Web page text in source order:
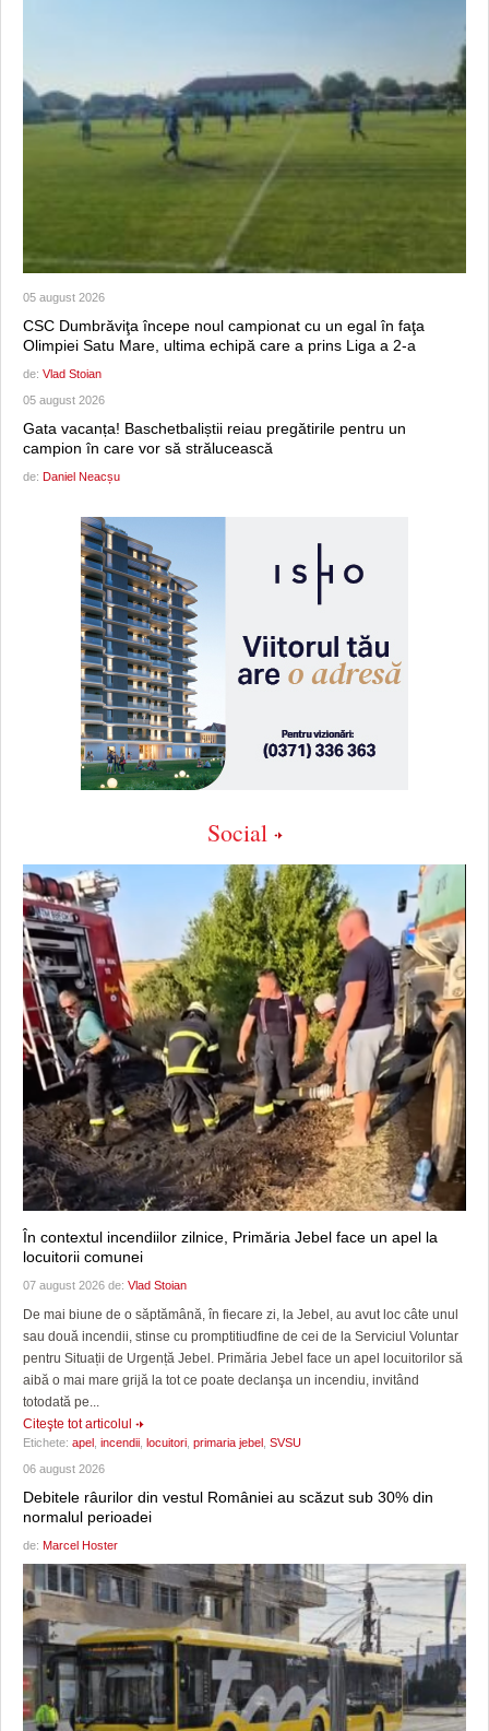
05 august 2026
CSC Dumbrăviţa începe noul campionat cu un egal în faţa
Olimpiei Satu Mare, ultima echipă care a prins Liga a 2-a
de: Vlad Stoian
05 august 2026
Gata vacanța! Baschetbaliștii reiau pregătirile pentru un
campion în care vor să strălucească
de: Daniel Neacșu
Social
În contextul incendiilor zilnice, Primăria Jebel face un apel la
locuitorii comunei
07 august 2026 de: Vlad Stoian
De mai biune de o săptămână, în fiecare zi, la Jebel, au avut loc câte unul
sau două incendii, stinse cu promptitiudfine de cei de la Serviciul Voluntar
pentru Situații de Urgență Jebel. Primăria Jebel face un apel locuitorilor să
aibă o mai mare grijă la tot ce poate declanşa un incendiu, invitând
totodată pe...
Citeşte tot articolul
Etichete: apel incendii locuitori primaria jebel SVSU
06 august 2026
Debitele râurilor din vestul României au scăzut sub 30% din
normalul perioadei
de: Marcel Hoster